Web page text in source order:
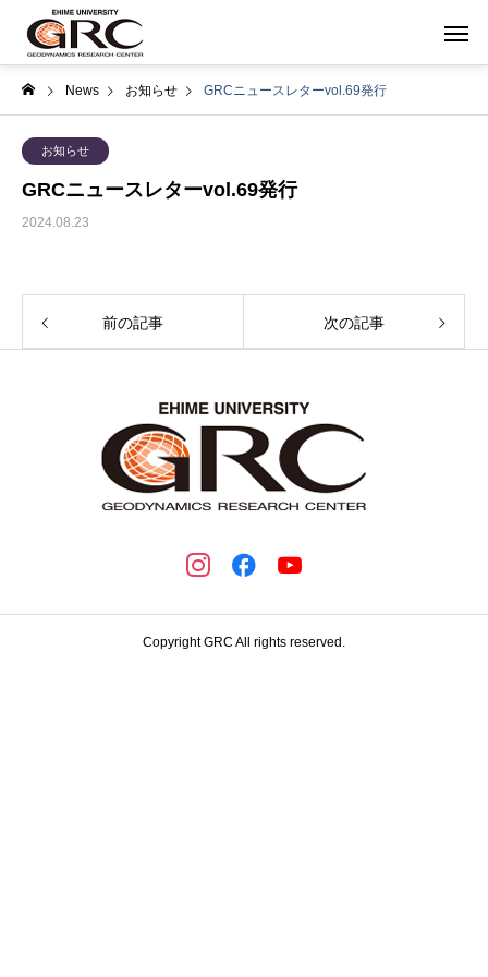
News お知らせ GRCニュースレターvol.69発行
お知らせ
GRCニュースレターvol.69発行
2024.08.23
前の記事 次の記事
Copyright GRC All rights reserved.